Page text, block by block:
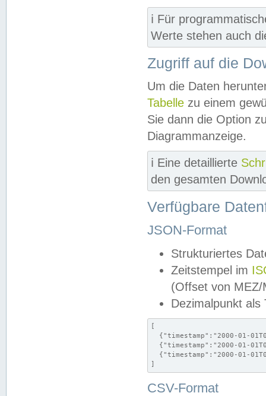
ℹ️ Für
Werte stehen auch
Zugriff auf die
Um die Daten
Tabelle zu einem
Sie dann die Option
Diagrammanzeige.
ℹ️ Eine detaillierte
den gesamten
Verfügbare
JSON-Format
Strukturiertes
Zeitstempel im
(Offset von MEZ/
Dezimalpunkt als
[
{"timestamp":"2000-01-
{"timestamp":"2000-01-
{"timestamp":"2000-01-
]
CSV-Format